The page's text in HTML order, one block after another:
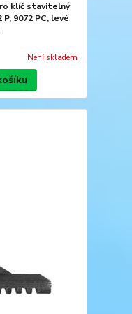
klíč stavitelný
P, 9072 PC, levé
Není skladem